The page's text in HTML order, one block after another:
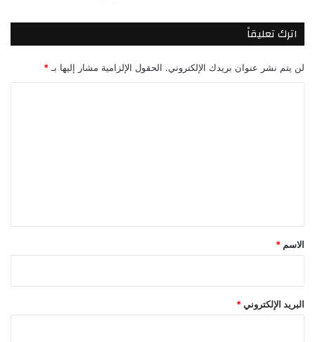
اترك تعليقاً
لن يتم نشر عنوان بريدك الإلكتروني. الحقول الإلزامية مشار إليها بـ *
*
الاسم *
البريد الإلكتروني *